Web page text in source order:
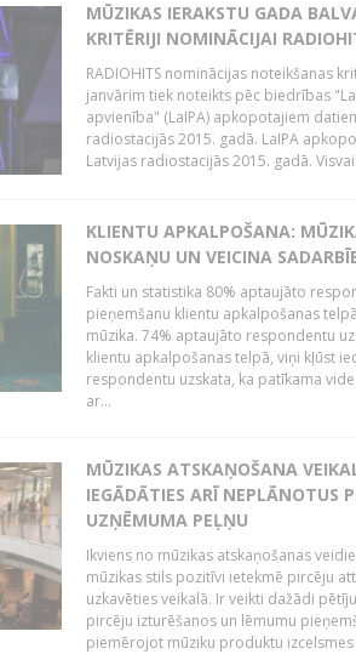
MŪZIKAS IERAKSTU GADA
KRITĒRIJI NOMINĀCIJAI
RADIOHITS nominācijas noteikšanas
janvārim tiek noteikts pēc biedrības
apvienība" (LaIPA) apkopotajiem
radiostacijās 2015. gadā. LaIPA
Latvijas radiostacijās 2015. gadā.
KLIENTU APKALPOŠANA:
NOSKAŅU UN VEICINA
Fakti un statistika 80% aptaujāto
pieņemšanu klientu apkalpošanas
mūzika. 74% aptaujāto respondentu
klientu apkalpošanas telpā, viņi kļūst
respondentu uzskata, ka patīkama
ar...
MŪZIKAS ATSKAŅOŠANA
IEGĀDĀTIES ARĪ NEPLĀNOTUS
UZŅĒMUMA PEĻŅU
Ikviens no mūzikas atskaņošanas
mūzikas stils pozitīvi ietekmē pircēju
uzkavēties veikalā. Ir veikti dažādi
pircēju izturēšanos un lēmumu
piemērojot mūziku produktu